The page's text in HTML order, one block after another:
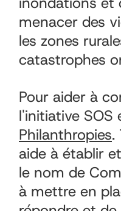
menacer des
les zones
catastrophes
Pour aider à
l'initiative
Philanthropies.
aide à établir
le nom de
à mettre en